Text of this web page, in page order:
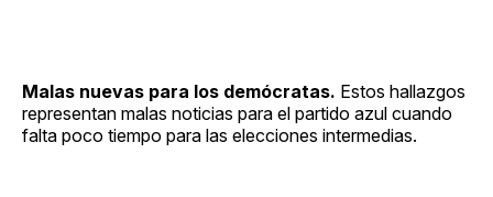
Malas nuevas para los demócratas. Estos hallazgos
representan malas noticias para el partido azul cuando
falta poco tiempo para las elecciones intermedias.